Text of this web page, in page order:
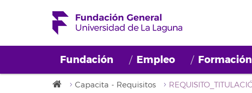
Fundación Empleo Formación
Capacita - Requisitos